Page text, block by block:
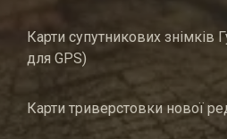
Карти супутникових знімків
для GPS)
Карти триверстовки нової